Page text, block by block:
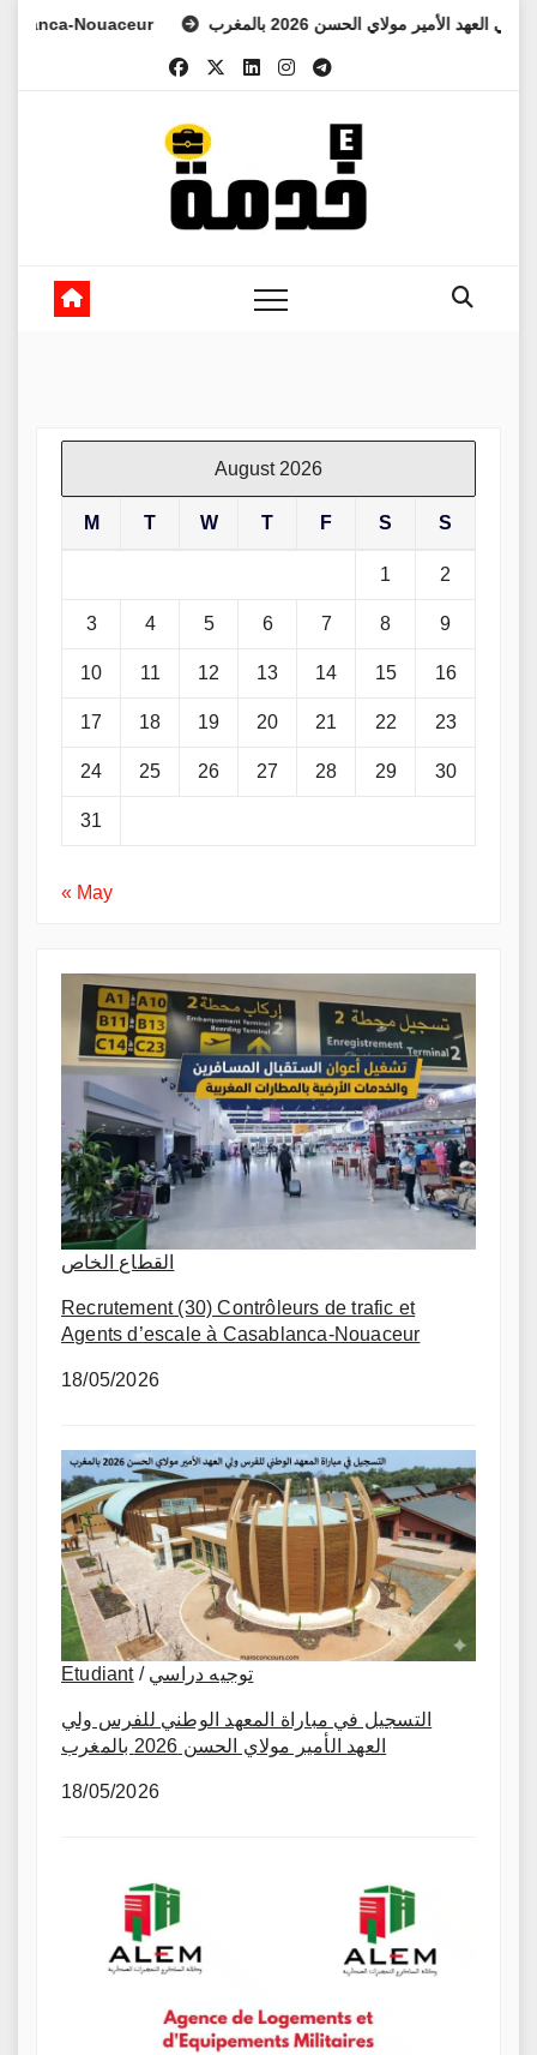
Nouaceur ولي العهد الأمير مولاي الحسن 2026 بالمغرب
August 2026
M T W T F S S
1 2
3 4 5 6 7 8 9
10 11 12 13 14 15 16
17 18 19 20 21 22 23
24 25 26 27 28 29 30
31
« May
القطاع الخاص
Recrutement (30) Contrôleurs de trafic et
Agents d’escale à Casablanca-Nouaceur
18/05/2026
Etudiant/ توجيه دراسي
التسجيل في مباراة المعهد الوطني للفرس ولي
العهد الأمير مولاي الحسن 2026 بالمغرب
18/05/2026